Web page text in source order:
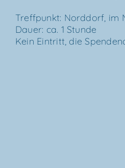
Treff­punkt: Nord­dorf, im
Dau­er: ca. 1 Stun­de
Kein Ein­tritt, die